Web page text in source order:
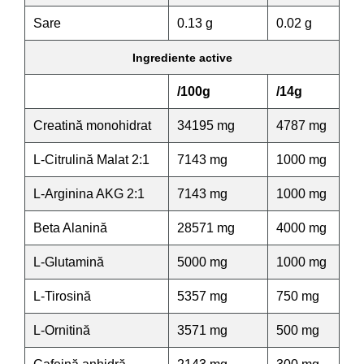
Sare 0.13 g 0.02 g
Ingrediente active
/100g /14g
Creatină monohidrat 34195 mg 4787 mg
L-Citrulină Malat 2:1 7143 mg 1000 mg
L-Arginina AKG 2:1 7143 mg 1000 mg
Beta Alanină 28571 mg 4000 mg
L-Glutamină 5000 mg 1000 mg
L-Tirosină 5357 mg 750 mg
L-Ornitină 3571 mg 500 mg